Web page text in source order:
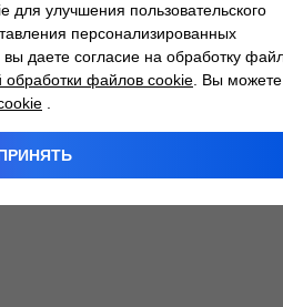
loading atlantm.by (see the
улучшения пользовательского
персонализированных
даете согласие на обработку
обработки файлов cookie . Вы можете